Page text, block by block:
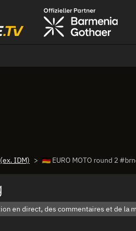
IDM) 🇩🇪 EURO MOTO round 2
en direct, des commentaires et de la